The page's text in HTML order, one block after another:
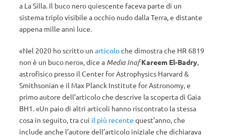
a La Silla. Il buco nero quiescente faceva parte di un
sistema triplo visibile a occhio nudo dalla Terra, e distante
appena mille anni luce.
«Nel 2020 ho scritto un articoloche dimostra che HR 6819
non è un buco nero», dice a Media Inaf Kareem El-Badry,
astrofisico presso il Center for Astrophysics Harvard &
Smithsonian e il Max Planck Institute for Astronomy, e
primo autore dell’articolo che descrive la scoperta di Gaia
BH1. «Un paio di altri articoli hanno riscontrato la stessa
cosa in seguito, tra cui il più recente quest’anno, che
include anche l’autore dell’articolo iniziale che dichiarava